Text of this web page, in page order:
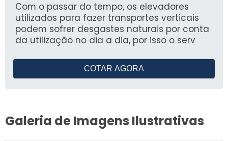
Com o passar do tempo, os elevadores
utilizados para fazer transportes verticais
podem sofrer desgastes naturais por conta
da utilização no dia a dia, por isso o serv
COTAR AGORA
Galeria de Imagens Ilustrativas